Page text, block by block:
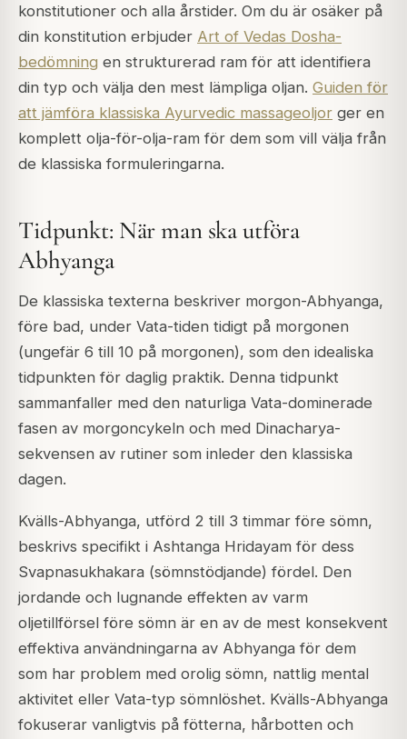
konstitutioner och alla årstider. Om du är osäker på
din konstitution erbjuder Art of Vedas Dosha-
bedömning en strukturerad ram för att identifiera
din typ och välja den mest lämpliga oljan. Guiden för
att jämföra klassiska Ayurvedic massageoljor ger en
komplett olja-för-olja-ram för dem som vill välja från
de klassiska formuleringarna.
Tidpunkt: När man ska utföra
Abhyanga
De klassiska texterna beskriver morgon-Abhyanga,
före bad, under Vata-tiden tidigt på morgonen
(ungefär 6 till 10 på morgonen), som den idealiska
tidpunkten för daglig praktik. Denna tidpunkt
sammanfaller med den naturliga Vata-dominerade
fasen av morgoncykeln och med Dinacharya-
sekvensen av rutiner som inleder den klassiska
dagen.
Kvälls-Abhyanga, utförd 2 till 3 timmar före sömn,
beskrivs specifikt i Ashtanga Hridayam för dess
Svapnasukhakara (sömnstödjande) fördel. Den
jordande och lugnande effekten av varm
oljetillförsel före sömn är en av de mest konsekvent
effektiva användningarna av Abhyanga för dem
som har problem med orolig sömn, nattlig mental
aktivitet eller Vata-typ sömnlöshet. Kvälls-Abhyanga
fokuserar vanligtvis på fötterna, hårbotten och